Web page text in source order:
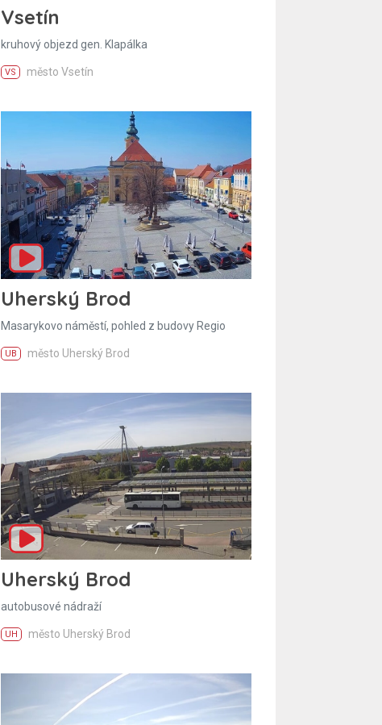
Vsetín
kruhový objezd gen. Klapálka
VS město Vsetín
Uherský Brod
Masarykovo náměstí, pohled z budovy Regio
UB město Uherský Brod
Uherský Brod
autobusové nádraží
UH město Uherský Brod